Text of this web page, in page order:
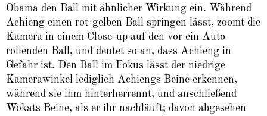
Obama den Ball mit ähnlicher Wirkung ein. Während
Achieng einen rot-gelben Ball springen lässt, zoomt die
Kamera in einem Close-up auf den vor ein Auto
rollenden Ball, und deutet so an, dass Achieng in
Gefahr ist. Den Ball im Fokus lässt der niedrige
Kamerawinkel lediglich Achiengs Beine erkennen,
während sie ihm hinterherrennt, und anschließend
Wokats Beine, als er ihr nachläuft; davon abgesehen